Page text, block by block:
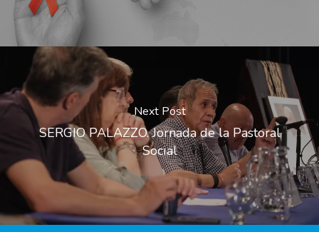
Next Post
SERGIO PALAZZO. Jornada de la Pastoral
Social